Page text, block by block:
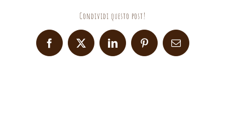
Condividi questo post!
Facebook
X LinkedInPinterestEmail